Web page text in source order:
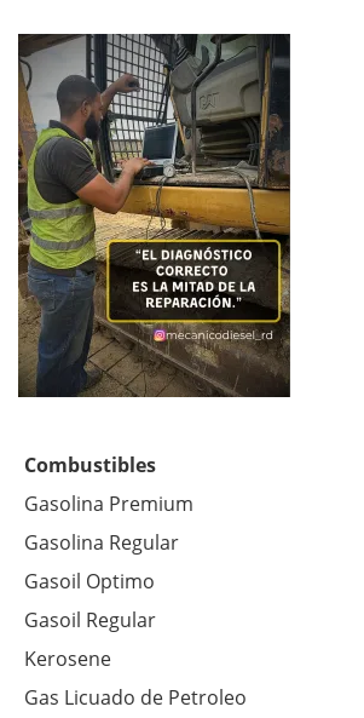
Combustibles
Gasolina Premium
Gasolina Regular
Gasoil Optimo
Gasoil Regular
Kerosene
Gas Licuado de Petroleo